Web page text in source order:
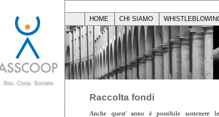
HOME CHI SIAMO
Raccolta fondi
Anche quest' anno è possibile sostenere